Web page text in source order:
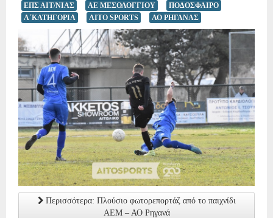
ΕΠΣ ΑΙΤ/ΝΙΑΣ ΑΕ ΜΕΣΟΛΟΓΓΙΟΥ
ΠΟΔΟΣΦΑΙΡΟ
Α΄ΚΑΤΗΓΟΡΙΑ
AITO SPORTS ΑΟ ΡΗΓΑΝΑΣ
Περισσότερα: Πλούσιο φωτορεπορτάζ από το παιχνίδι
ΑΕΜ – ΑΟ Ρηγανά